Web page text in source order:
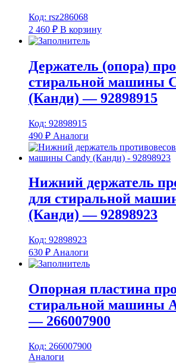
Код: rsz286068
2 460 ₽ В корзину
Держатель (опора)
стиральной машины
(Канди) — 92898915
Код: 92898915
490 ₽ Аналоги
Нижний держатель
для стиральной
(Канди) — 92898923
Код: 92898923
630 ₽ Аналоги
Опорная пластина
стиральной машины
— 266007900
Код: 266007900
Аналоги